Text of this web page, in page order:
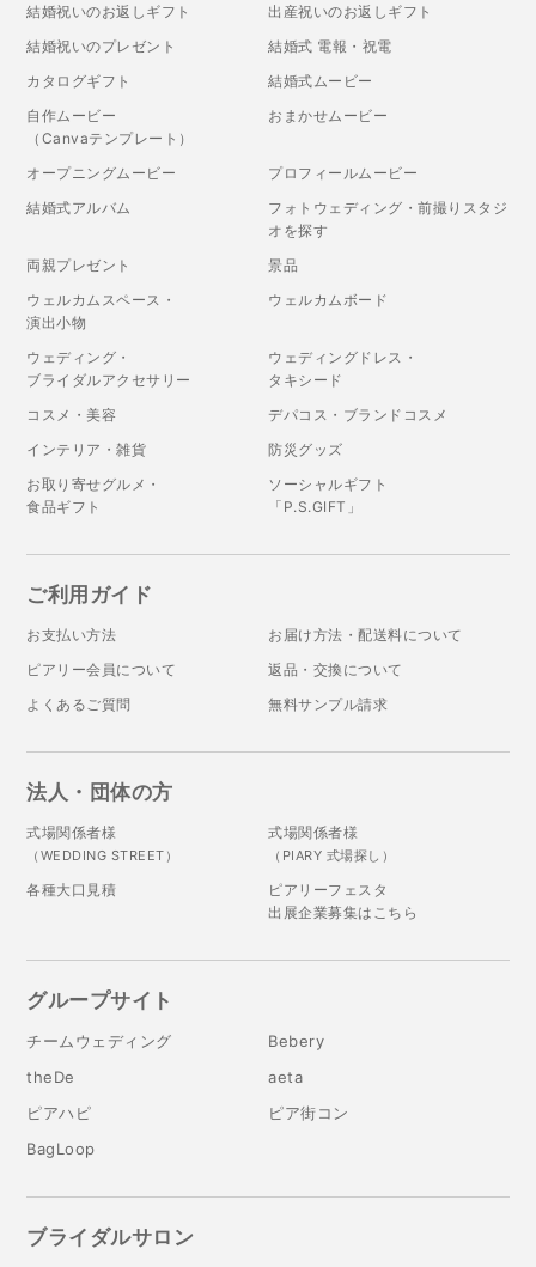
結婚祝いのお返しギフト
出産祝いのお返しギフト
結婚祝いのプレゼント
結婚式 電報・祝電
カタログギフト
結婚式ムービー
自作ムービー
（Canvaテンプレート）
おまかせムービー
オープニングムービー
プロフィールムービー
結婚式アルバム
フォトウェディング・前撮りスタジ
オを探す
両親プレゼント
景品
ウェルカムスペース・
演出小物
ウェルカムボード
ウェディング・
ブライダルアクセサリー
ウェディングドレス・
タキシード
コスメ・美容
デパコス・ブランドコスメ
インテリア・雑貨
防災グッズ
お取り寄せグルメ・
食品ギフト
ソーシャルギフト
「P.S.GIFT」
ご利用ガイド
お支払い方法
お届け方法・配送料について
ピアリー会員について
返品・交換について
よくあるご質問
無料サンプル請求
法人・団体の方
式場関係者様
（WEDDING STREET）
式場関係者様
（PIARY 式場探し）
各種大口見積
ピアリーフェスタ
出展企業募集はこちら
グループサイト
チームウェディング
Bebery
theDe
aeta
ピアハピ
ピア街コン
BagLoop
ブライダルサロン